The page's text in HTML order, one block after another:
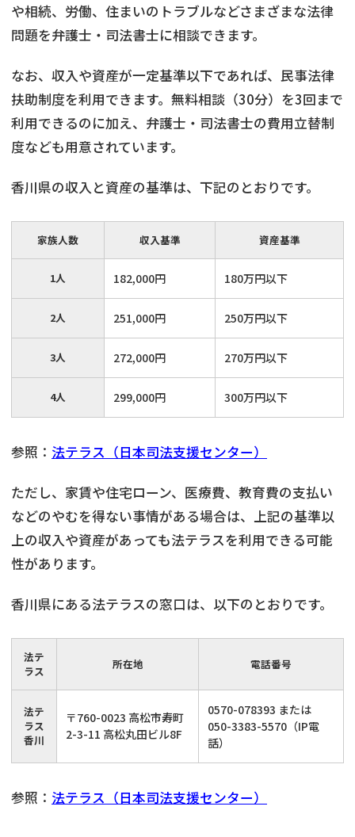
や相続、労働、住まいのトラブルなどさまざまな法律
問題を弁護士・司法書士に相談できます。
なお、収入や資産が一定基準以下であれば、民事法律
扶助制度を利用できます。無料相談（30分）を3回まで
利用できるのに加え、弁護士・司法書士の費用立替制
度なども用意されています。
香川県の収入と資産の基準は、下記のとおりです。
家族人数 収入基準 資産基準
1人 182,000円 180万円以下
2人 251,000円 250万円以下
3人 272,000円 270万円以下
4人 299,000円 300万円以下
参照： 法テラス（日本司法支援センター）
ただし、家賃や住宅ローン、医療費、教育費の支払い
などのやむを得ない事情がある場合は、上記の基準以
上の収入や資産があっても法テラスを利用できる可能
性があります。
香川県にある法テラスの窓口は、以下のとおりです。
法テ
ラス
所在地 電話番号
法テ
ラス
香川
〒760-0023 高松市寿町
2-3-11 高松丸田ビル8F
0570-078393 または
050-3383-5570（IP電
話）
参照： 法テラス（日本司法支援センター）